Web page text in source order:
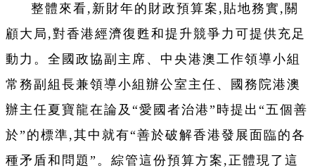
整體來看,新財年的財政預算案,貼地務實,關
顧大局,對香港經濟復甦和提升競爭力可提供充足
動力。全國政協副主席、中央港澳工作領導小組
常務副組長兼領導小組辦公室主任、國務院港澳
辦主任夏寶龍在論及“愛國者治港”時提出“五個善
於”的標準,其中就有“善於破解香港發展面臨的各
種矛盾和問題”。綜管這份預算方案,正體現了這